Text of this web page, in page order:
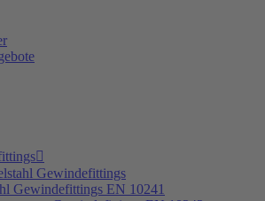
Gewindefittings
Gewindefittings EN 10241